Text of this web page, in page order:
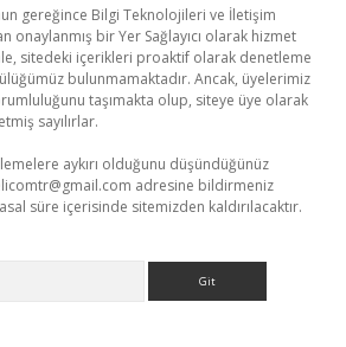
gereğince Bilgi Teknolojileri ve İletişim
onaylanmış bir Yer Sağlayıcı olarak hizmet
sitedeki içerikleri proaktif olarak denetleme
bulunmamaktadır. Ancak, üyelerimiz
taşımakta olup, siteye üye olarak
sayılırlar.
aykırı olduğunu düşündüğünüz
adresine bildirmeniz
süre içerisinde sitemizden kaldırılacaktır.